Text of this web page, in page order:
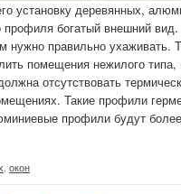
установку деревянных,
профиля богатый внешний
правильно ухаживать.
помещения нежилого
отсутствовать
Такие профили
профили будут
окон